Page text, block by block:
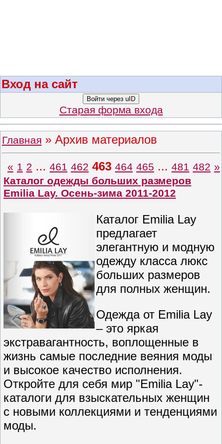
Вход на сайт
Войти через uID
Старая форма входа
Главная » Архив материалов
« 1 2 ... 461 462 463 464 465 ... 481 482 »
Каталог одежды больших размеров
Emilia Lay. Осень-зима 2011-2012
Каталог Emilia Lay
предлагает
элегантную и модную
одежду класса люкс
больших размеров
для полных женщин.
Одежда от Emilia Lay
– это яркая
экстравагантность, воплощенные в
жизнь самые последние веяния моды
и высокое качество исполнения.
Откройте для себя мир "Emilia Lay"-
каталоги для взыскательных женщин
с новыми коллекциями и тенденциями
моды.